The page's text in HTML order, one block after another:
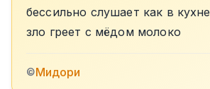
бессильно слушает как в кухне
зло греет с мёдом молоко
©Мидори